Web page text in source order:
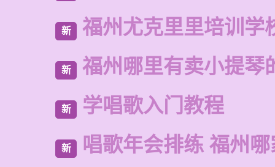
新 福州尤克里里培训学
新 福州哪里有卖小提琴
新 学唱歌入门教程
新 唱歌年会排练 福州